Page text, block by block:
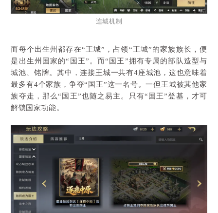
连城机制
而每个出生州都存在“王城”，占领“王城”的家族族长，便
是出生州国家的“国王”。而“国王”拥有专属的部队造型与
城池、铭牌。其中，连接王城一共有4座城池，这也意味着
最多有4个家族，争夺“国王”这一名号。一但王城被其他家
族夺走，那么“国王”也随之易主。只有“国王”登基，才可
解锁国家功能。